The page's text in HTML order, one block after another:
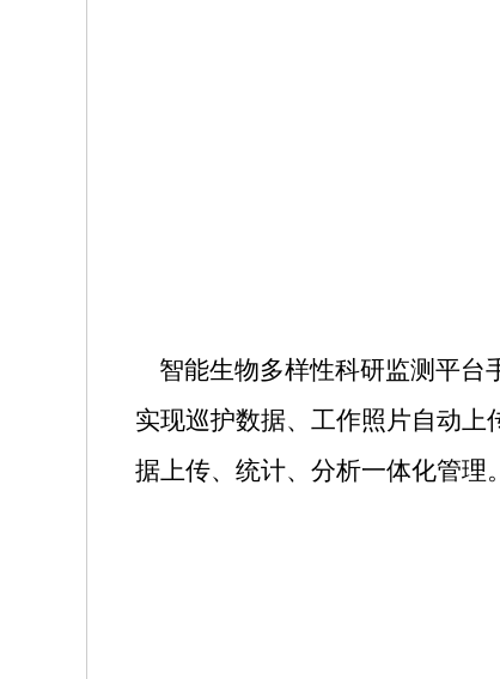
智能生物多样性科研监测平台
实现巡护数据、工作照片自动
据上传、统计、分析一体化管理